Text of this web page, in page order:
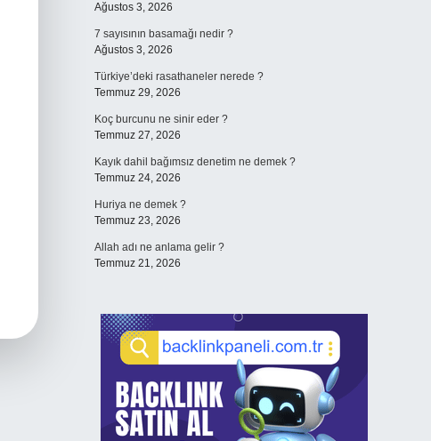
Ağustos 3, 2026
7 sayısının basamağı nedir ?
Ağustos 3, 2026
Türkiye’deki rasathaneler nerede ?
Temmuz 29, 2026
Koç burcunu ne sinir eder ?
Temmuz 27, 2026
Kayık dahil bağımsız denetim ne demek ?
Temmuz 24, 2026
Huriya ne demek ?
Temmuz 23, 2026
Allah adı ne anlama gelir ?
Temmuz 21, 2026